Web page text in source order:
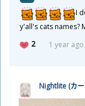
I
y'all's cats names?
2
1 year ago
Nightlite (カ